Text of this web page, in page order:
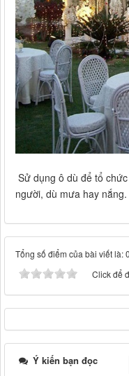
Sử dụng ô dù để tổ
người, dù mưa hay nắng.
Tổng số điểm của bài viết là:
Click để
Ý kiến bạn đọc